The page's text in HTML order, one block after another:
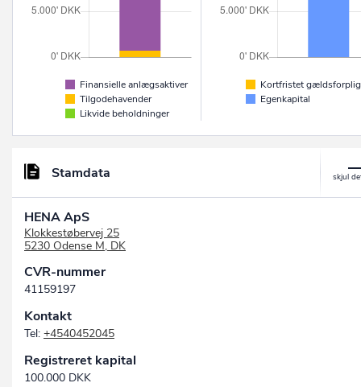
Finansielle anlægsaktiver
Tilgodehavender
Likvide beholdninger
Kortfristet
Egenkapital
Stamdata
HENA ApS
Klokkestøbervej 25
5230 Odense M, DK
CVR-nummer
41159197
Kontakt
Tel: +4540452045
Registreret kapital
100.000 DKK